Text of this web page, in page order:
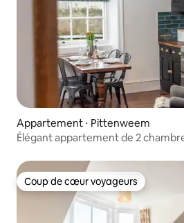
Appartement ⋅ Pittenweem
Élégant appartement de 2
Coup de cœur voyageurs
Coup de cœur voyageurs